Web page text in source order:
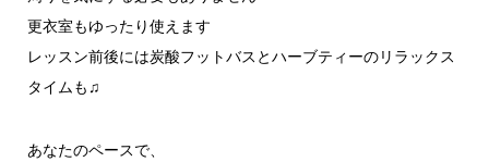
更衣室もゆったり使えます
レッスン前後には炭酸フットバスとハーブティーのリラックス
タイムも♫
あなたのペースで、